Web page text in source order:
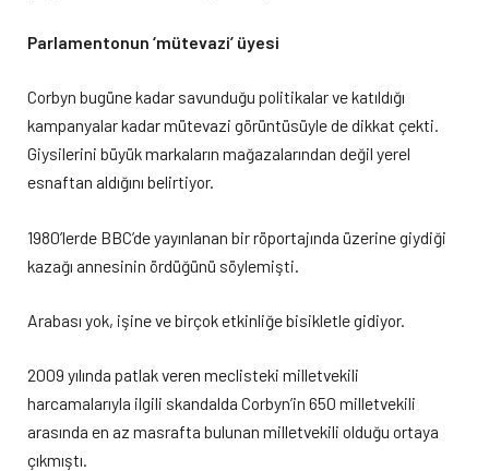
Parlamentonun ‘mütevazi’ üyesi
Corbyn bugüne kadar savunduğu politikalar ve katıldığı
kampanyalar kadar mütevazi görüntüsüyle de dikkat çekti.
Giysilerini büyük markaların mağazalarından değil yerel
esnaftan aldığını belirtiyor.
1980’lerde BBC’de yayınlanan bir röportajında üzerine giydiği
kazağı annesinin ördüğünü söylemişti.
Arabası yok, işine ve birçok etkinliğe bisikletle gidiyor.
2009 yılında patlak veren meclisteki milletvekili
harcamalarıyla ilgili skandalda Corbyn’in 650 milletvekili
arasında en az masrafta bulunan milletvekili olduğu ortaya
çıkmıştı.